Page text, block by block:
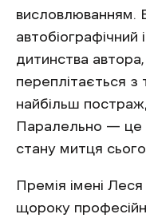
висловлюванням.
дитинства автора,
переплітається
найбільш
Паралельно — це
стану митця
Премія імені
щороку